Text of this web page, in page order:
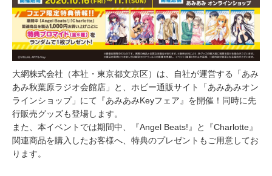
大網株式会社（本社・東京都文京区）は、自社が運営する「あみ
あみ秋葉原ラジオ会館店」と、ホビー通販サイト「あみあみオン
ラインショップ」にて『あみあみKeyフェア』を開催！同時に先
行販売グッズも登場します。
また、本イベントでは期間中、『Angel Beats!』と『Charlotte』
関連商品を購入したお客様へ、特典のプレゼントもご用意してお
ります。